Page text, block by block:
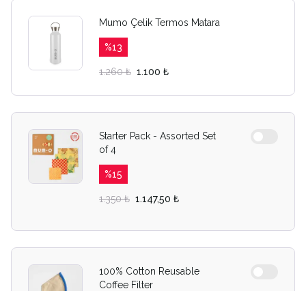
Mumo Çelik Termos Matara
%13
1.260 ₺ 1.100 ₺
Starter Pack - Assorted Set
of 4
%15
1.350 ₺ 1.147,50 ₺
100% Cotton Reusable
Coffee Filter